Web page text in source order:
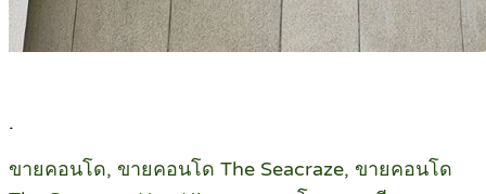
.
ขายคอนโด, ขายคอนโด The Seacraze, ขายคอนโด